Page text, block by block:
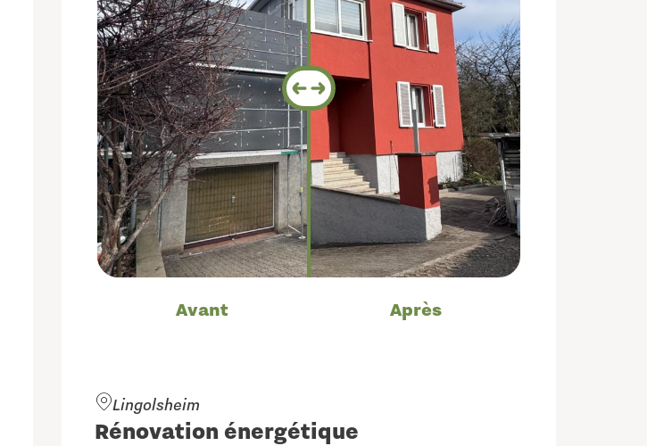
Avant Après
Lingolsheim
Rénovation énergétique